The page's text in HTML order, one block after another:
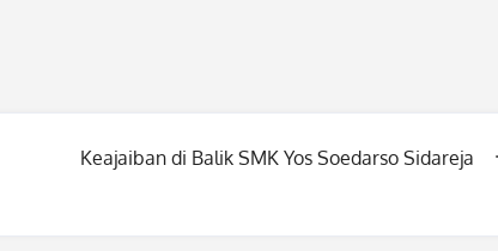
Keajaiban di Balik SMK Yos Soedarso Sidareja